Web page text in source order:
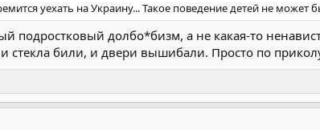
уехать на Украину... Такое поведение детей не может
подростковый долбо*бизм, а не какая-то
стекла били, и двери вышибали. Просто по